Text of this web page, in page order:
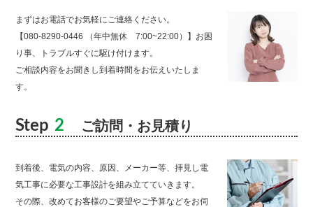
まずはお電話でお気軽にご連絡ください。
【080-8290-0446 （年中無休 7:00~22:00）】お困
り事、トラブルすぐに駆け付けます。
ご相談内容をお聞きし到着時間をお伝えいたしま
す。
Step 2 ご訪問・お見積り
到着後、電気の内容、原因、メーカー等、拝見し電
気工事に必要な工事設計を組み立てていきます。
その際、改めてお客様のご要望やご予算などをお伺